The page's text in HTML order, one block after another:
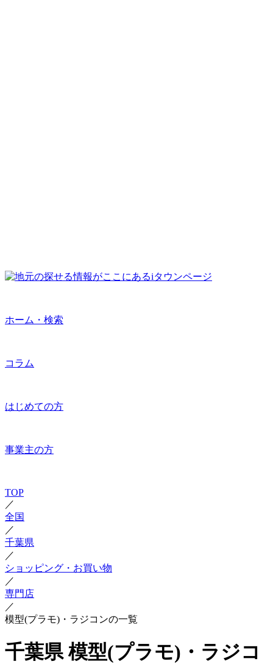
ホーム・検索
コラム
はじめての方
事業主の方
TOP
／
全国
／
千葉県
／
ショッピング・お買い物
／
専門店
／
模型(プラモ)・ラジコンの一覧
千葉県 模型(プラモ)・ラジコ